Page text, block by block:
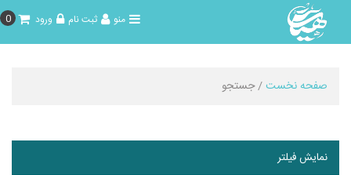
0 ورود ثبت نام منو
صفحه نخست/ جستجو
نمایش فیلتر